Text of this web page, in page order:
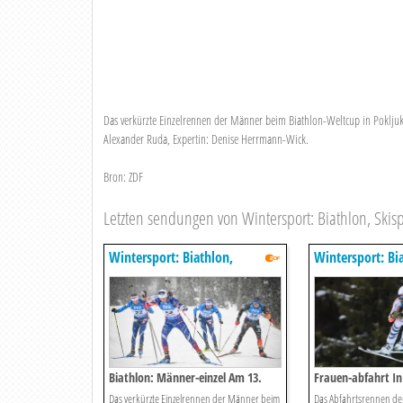
Das verkürzte Einzelrennen der Männer beim Biathlon-Weltcup in
Alexander Ruda, Expertin: Denise Herrmann-Wick.
Bron: ZDF
Letzten sendungen von Wintersport: Biathlon,
Wintersport: Biathlon,
Skispringen, Ski-alpin U.v.m. -
Live
Biathlon: Männer-einzel Am 13.
März Relive
Das verkürzte Einzelrennen der Männer beim
Wintersport:
Skispringen,
Live
Frauen-abfahrt
März Mit Emma
Das Abfahrtsrennen